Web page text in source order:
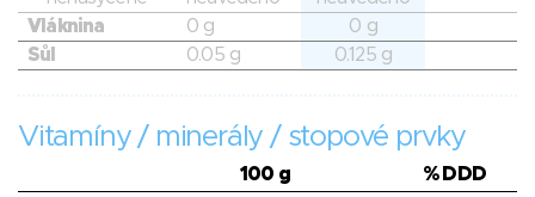
Vláknina
0 g
0 g
Sůl
0.05 g 0.125 g
Vitamíny / minerály / stopové prvky
100 g
% DDD